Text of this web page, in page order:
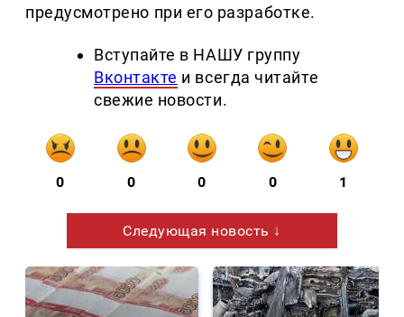
предусмотрено при его разработке.
Вступайте в НАШУ группу
Вконтакте и всегда читайте
свежие новости.
0 0 0 0 1
Следующая новость ↓